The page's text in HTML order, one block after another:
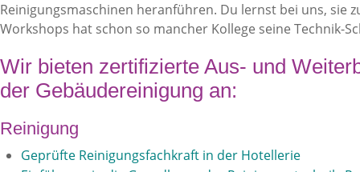
Reinigungsmaschinen heranführen. Du lernst bei uns, sie
Workshops hat schon so mancher Kollege seine Technik-
Wir bieten zertifizierte Aus- und
der Gebäudereinigung an:
Reinigung
Geprüfte Reinigungsfachkraft in der Hotellerie